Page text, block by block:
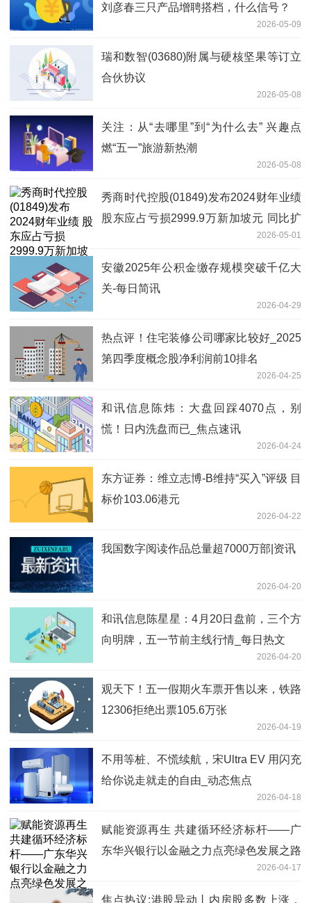
刘彦春三只产品增聘搭档，什么信号？
2026-05-09
瑞和数智(03680)附属与硬核坚果等订立
合伙协议
2026-05-08
关注：从“去哪里”到“为什么去” 兴趣点
燃“五一”旅游新热潮
2026-05-08
秀商时代控股(01849)发布2024财年业绩
股东应占亏损2999.9万新加坡元 同比扩
2026-05-01
安徽2025年公积金缴存规模突破千亿大
关-每日简讯
2026-04-29
热点评！住宅装修公司哪家比较好_2025
第四季度概念股净利润前10排名
2026-04-25
和讯信息陈炜：大盘回踩4070点，别
慌！日内洗盘而已_焦点速讯
2026-04-24
东方证券：维立志博-B维持“买入”评级 目
标价103.06港元
2026-04-22
我国数字阅读作品总量超7000万部|资讯
2026-04-20
和讯信息陈星星：4月20日盘前，三个方
向明牌，五一节前主线行情_每日热文
2026-04-20
观天下！五一假期火车票开售以来，铁路
12306拒绝出票105.6万张
2026-04-19
不用等桩、不慌续航，宋Ultra EV 用闪充
给你说走就走的自由_动态焦点
2026-04-18
赋能资源再生 共建循环经济标杆——广
东华兴银行以金融之力点亮绿色发展之路
2026-04-17
焦点热议:港股异动丨内房股多数上涨，